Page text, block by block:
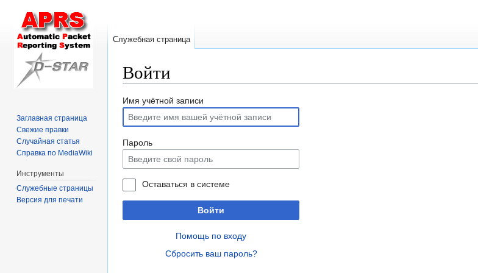
Войти
Перейти
навигации
Перейти
поиску
Имя учётной записи
Пароль
Оставаться в системе
Войти
Помощь по входу
Сбросить ваш пароль?
Служебная страница
Заглавная страница
Свежие правки
Случайная статья
Справка по MediaWiki
Инструменты
Служебные страницы
Версия для печати